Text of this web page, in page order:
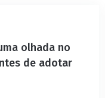
olhada no
de adotar